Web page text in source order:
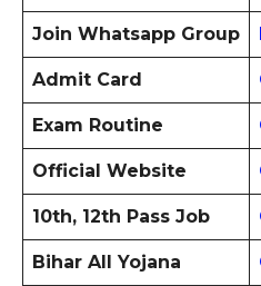
Join Whatsapp Group
Admit Card
Exam Routine
Official Website
10th, 12th Pass Job
Bihar All Yojana